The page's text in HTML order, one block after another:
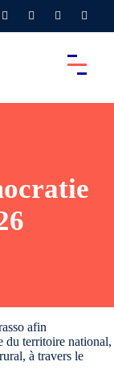
afin
du territoire national,
à travers le